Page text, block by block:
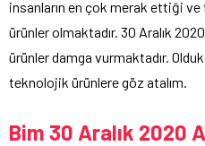
insanların en çok merak ettiği
ürünler olmaktadır. 30 Aralık
ürünler damga vurmaktadır.
teknolojik ürünlere göz atalım.
Bim 30 Aralık 2020